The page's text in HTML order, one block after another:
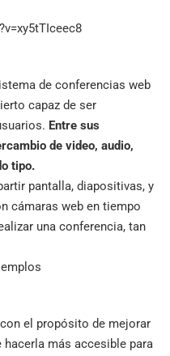
de conferencias web
capaz de ser
Entre sus
de video, audio,
tipo.
pantalla, diapositivas, y
cámaras web en tiempo
una conferencia, tan
el propósito de mejorar
hacerla más accesible para